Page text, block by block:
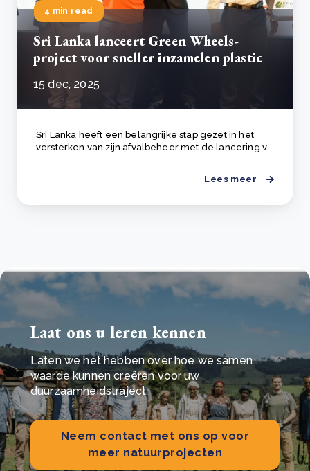
4 min read
Sri Lanka lanceert Green Wheels-
project voor sneller inzamelen plastic
15 dec, 2025
Sri Lanka heeft een belangrijke stap gezet in het
versterken van zijn afvalbeheer met de lancering v..
Lees meer
Laat ons u leren kennen
Laten we het hebben over hoe we samen
waarde kunnen creëren voor uw
duurzaamheidstraject.
Neem contact met ons op voor
meer natuurprojecten